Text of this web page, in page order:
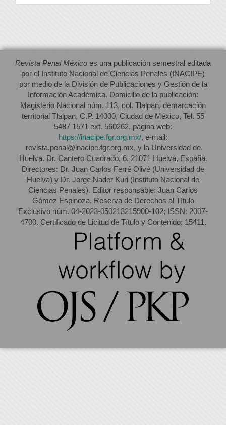
artículo
Revista Penal México es una publicación semestral editada
por el Instituto Nacional de Ciencias Penales (INACIPE)
por medio de la División de Publicaciones y Gestión de la
Información Académica. Domicilio de la publicación:
Magisterio Nacional núm. 113, col. Tlalpan, demarcación
territorial Tlalpan, C.P. 14000, Ciudad de México, Tel. 55
5487 1571 ext. 560262, página web:
https://inacipe.fgr.org.mx/, e-mail:
revista.penal@inacipe.fgr.org.mx, y la Universidad de
Huelva. Dr. Cantero Cuadrado, 6. 21071 Huelva, España.
Directores: Dr. Juan Carlos Ferré Olivé (Universidad de
Huelva) y Dr. Jorge Nader Kuri (Instituto Nacional de
Ciencias Penales). Editor responsable: Juan Carlos
Gómez Espinoza. Reserva de Derechos al Título
Exclusivo núm. 04-2023-050213215900-102; ISSN: 2007-
4700. Certificado de Licitud de Título y Contenido: 15411.